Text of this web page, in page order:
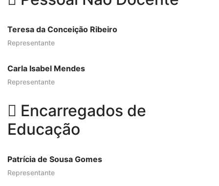
Teresa da Conceição Ribeiro
Representante
Carla Isabel Mendes
Representante
Encarregados de
Educação
Patrícia de Sousa Gomes
Representante